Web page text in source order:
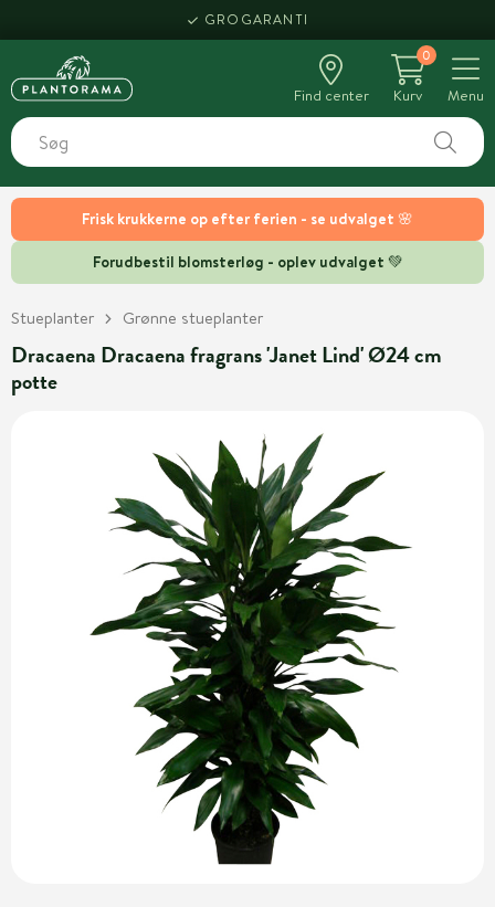
Frisk krukkerne op efter ferien - se udvalget 🌸
Forudbestil blomsterløg - oplev udvalget 💚
GROGARANTI
Find center
0
Kurv
Menu
Stueplanter Grønne stueplanter
Dracaena Dracaena fragrans 'Janet Lind' Ø24 cm
potte